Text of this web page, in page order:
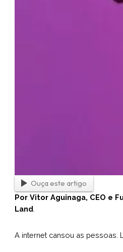
Ouça este artigo
Por Vitor Aguinaga, CEO e
Land
A internet cansou as pessoas.